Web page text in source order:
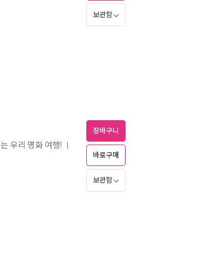
보관함
우리 명화 여행!
장바구니
바로구매
보관함